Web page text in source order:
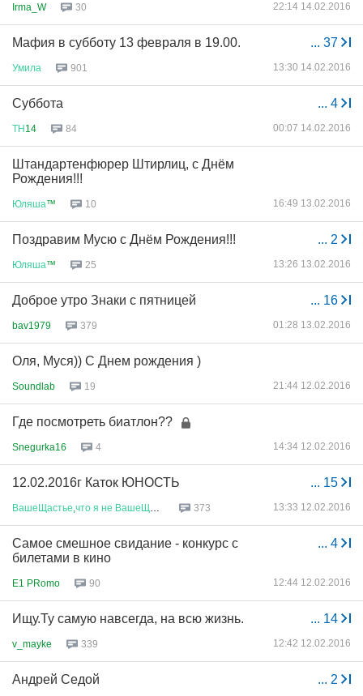
Irma_W 30 22:14 14.02.2016
... 37
Мафия в субботу 13 февраля в 19.00.
Умила 901 13:30 14.02.2016
... 4
Суббота
ТН14 84 00:07 14.02.2016
Штандартенфюрер Штирлиц, с Днём
Рождения!!!
Юляша™ 10 16:49 13.02.2016
... 2
Поздравим Мусю с Днём Рождения!!!
Юляша™ 25 13:26 13.02.2016
... 16
Доброе утро Знаки с пятницей
bav1979 379 01:28 13.02.2016
Оля, Муся)) С Днем рождения )
Soundlab 19 21:44 12.02.2016
Где посмотреть биатлон??
Snegurka16 4 14:34 12.02.2016
... 15
12.02.2016г Каток ЮНОСТЬ
ВашеЩастье что я не ВашеЩастье 373 13:33 12.02.2016
... 4
Самое смешное свидание - конкурс с
билетами в кино
E1 PRomo 90 12:44 12.02.2016
... 14
Ищу.Ту самую навсегда, на всю жизнь.
v_mayke 339 12:42 12.02.2016
... 2
Андрей Седой